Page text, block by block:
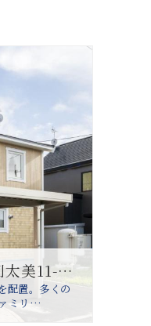
スウェーデンガーデン当別太美11-3分譲住宅
配置。多くの
ミリ…